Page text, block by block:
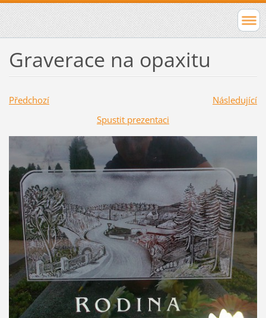
Graverace na opaxitu
Předchozí
Následující
Spustit prezentaci